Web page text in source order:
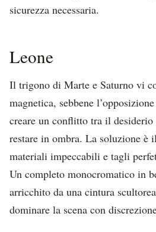
sicurezza necessaria.
Leone
Il trigono di Marte e Saturno vi
magnetica, sebbene
creare un conflitto tra il
restare in ombra. La soluzione è
materiali impeccabili e tagli
Un completo monocromatico in
arricchito da una cintura
dominare la scena con